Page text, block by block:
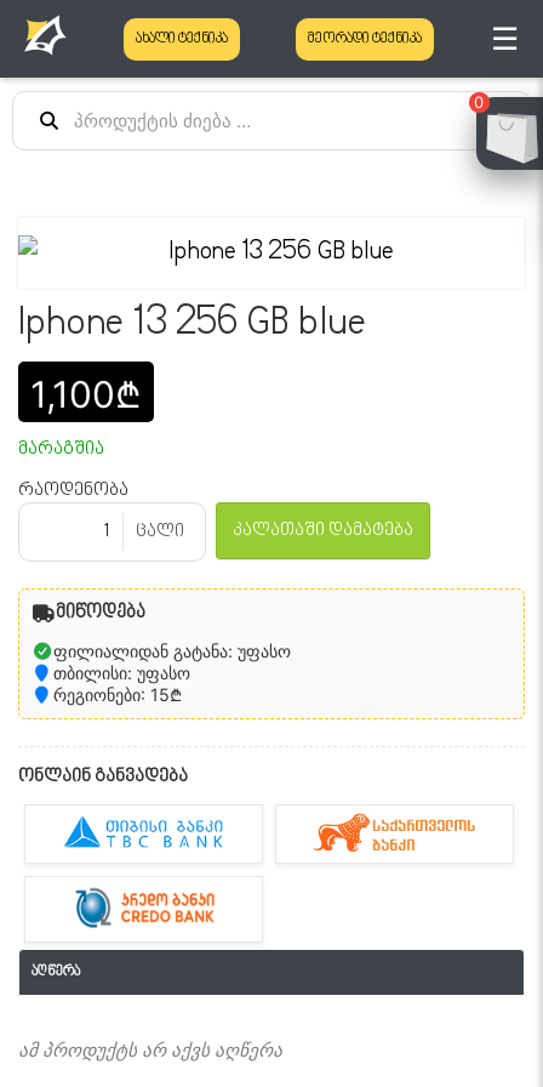
0
ახალი ტექნიკა მეორადი ტექნიკა ☰
Iphone 13 256 GB blue
1,100₾
მარაგშია
რაოდენობა
ცალი
კალათაში დამატება
მიწოდება
ფილიალიდან გატანა: უფასო
თბილისი: უფასო
რეგიონები: 15₾
ონლაინ განვადება
აღწერა
ამ პროდუქტს არ აქვს აღწერა